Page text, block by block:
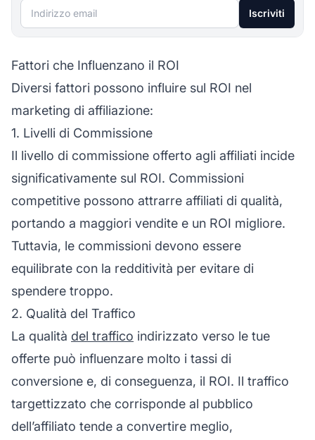
Indirizzo email Iscriviti
Fattori che Influenzano il ROI
Diversi fattori possono influire sul ROI nel
marketing di affiliazione:
1. Livelli di Commissione
Il livello di commissione offerto agli affiliati incide
significativamente sul ROI. Commissioni
competitive possono attrarre affiliati di qualità,
portando a maggiori vendite e un ROI migliore.
Tuttavia, le commissioni devono essere
equilibrate con la redditività per evitare di
spendere troppo.
2. Qualità del Traffico
La qualità del traffico indirizzato verso le tue
offerte può influenzare molto i tassi di
conversione e, di conseguenza, il ROI. Il traffico
targettizzato che corrisponde al pubblico
dell’affiliato tende a convertire meglio,